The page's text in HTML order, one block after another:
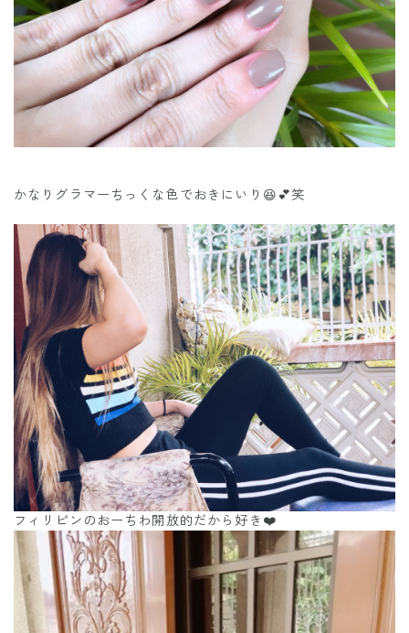
かなりグラマーちっくな色でおきにいり😆💕笑
フィリピンのおーちわ開放的だから好き❤️